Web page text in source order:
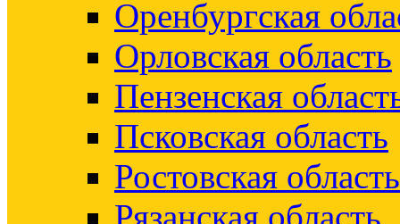
Оренбургская
Орловская область
Пензенская
Псковская область
Ростовская область